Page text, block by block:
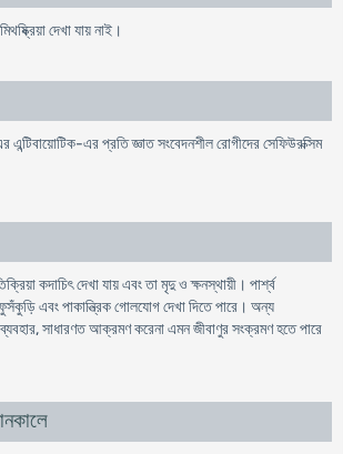
দেখা যায় নাই।
এর প্রতি জ্ঞাত সংবেদনশীল রোগীদের সেফিউরক্সিম
কদাচিৎ দেখা যায় এবং তা মৃদু ও ক্ষনস্থায়ী। পার্শ্ব
এবং পাকান্ত্রিক গোলযোগ দেখা দিতে পারে। অন্য
ব্যবহার, সাধারণত আক্রমণ করেনা এমন জীবাণুর সংক্রমণ হতে পারে